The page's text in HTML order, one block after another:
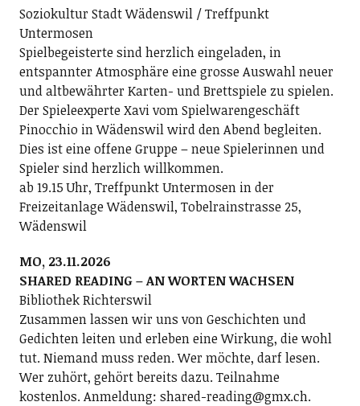
Soziokultur Stadt Wädenswil / Treffpunkt
Untermosen
Spielbegeisterte sind herzlich eingeladen, in
entspannter Atmosphäre eine grosse Auswahl neuer
und altbewährter Karten- und Brettspiele zu spielen.
Der Spieleexperte Xavi vom Spielwarengeschäft
Pinocchio in Wädenswil wird den Abend begleiten.
Dies ist eine offene Gruppe – neue Spielerinnen und
Spieler sind herzlich willkommen.
ab 19.15 Uhr, Treffpunkt Untermosen in der
Freizeitanlage Wädenswil, Tobelrainstrasse 25,
Wädenswil
MO, 23.11.2026
SHARED READING – AN WORTEN WACHSEN
Bibliothek Richterswil
Zusammen lassen wir uns von Geschichten und
Gedichten leiten und erleben eine Wirkung, die wohl
tut. Niemand muss reden. Wer möchte, darf lesen.
Wer zuhört, gehört bereits dazu. Teilnahme
kostenlos. Anmeldung: shared-reading@gmx.ch.